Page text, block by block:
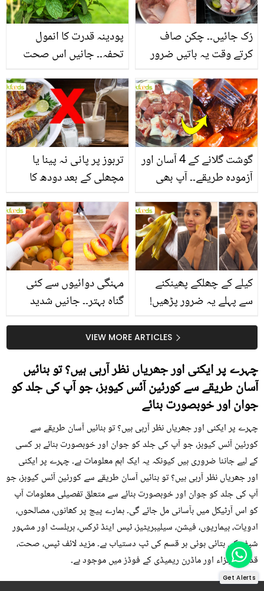
پودینہ قدرت کا انمول
تحفہ۔۔ جانیں اس صحت
انگیز طبی فوائد
رُک جائیں۔۔ چکن صاف
کرتے وقت یہ باتیں ضرور
تربوز پر پانی نہ پینا یا
مچھلی کے بعد دودھ کا
سے متعلق غلط فہمیوں کی
حقیقت کیا ہے اور افواہ
کیا؟
گوشت گلانے کے 4 آسان اور
آزمودہ طریقے۔۔ آپ بھی
بتائے راز
مہنگی دوائیوں سے کئی
گناہ بہتر۔۔ جانیں شدید
کیوں کھانا چاہیے؟
کیلے کے چھلکے پھینکنے
سے پہلے یہ ضرور پڑھیں!
سستا اور قدرتی حلVIEW MORE ARTICLES
چہرے پر ایکنی اور جھریاں نظر آرہی ہیں؟ تو بنائیں
آسان طریقے سے کورئین آئس کیوبز، جو آپ کی جلد کو
جوان اور خوبصورت بنائے
چہرے پر ایکنی اور جھریاں نظر آرہی ہیں؟ تو بنائیں آسان طریقے سے
کورئین آئس کیوبز، جو آپ کی جلد کو جوان اور خوبصورت بنائے ہر کسی
کے لیے جاننا ضروری ہیں کیونکہ یہ ایک اہم معلومات ہے۔ چہرے پر ایکنی
اور جھریاں نظر آرہی ہیں؟ تو بنائیں آسان طریقے سے کورئین آئس کیوبز، جو
آپ کی جلد کو جوان اور خوبصورت بنائے سے متعلق تفصیلی معلومات آپ
کو اس آرٹیکل میں بآسانی مل جائے گی۔ ہمارے پیج پر کھانوں، مصالحوں،
ادویات، بیماریوں، فیشن، سیلیبریٹیز، ٹپس اینڈ ٹرکس، ہربلسٹ اور مشہور
شیف کی بتائی ہوئی ہر قسم کی ٹپ دستیاب ہے۔ مزید لائف ٹپس، صحت،
قدرتی اجزاء اور ماڈرن ریمیڈی کے فوڈز میں موجود ہے۔
Get Alerts